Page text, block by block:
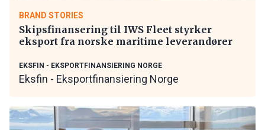
BRAND STORIES
Skipsfinansering til IWS Fleet styrker
eksport fra norske maritime leverandører
EKSFIN - EKSPORTFINANSIERING NORGE
Eksfin - Eksportfinansiering Norge